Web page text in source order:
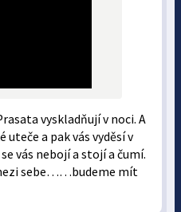
vyskladňují v noci. A
uteče a pak vás vyděsí v
vás nebojí a stojí a čumí.
sebe……budeme mít